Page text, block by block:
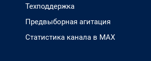
Техподдержка
Предвыборная агитация
Статистика канала в MAX